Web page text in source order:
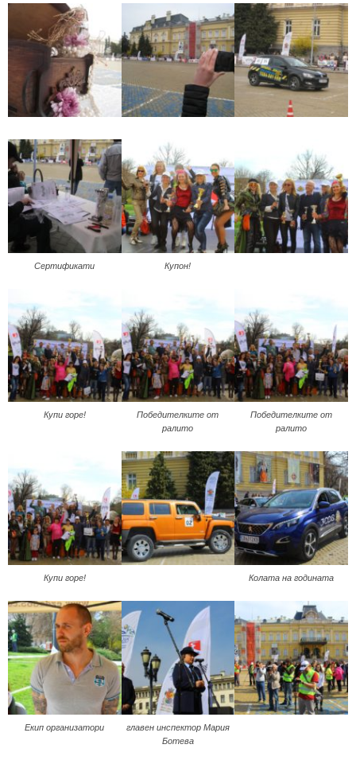
Сертификати Купон!
Купи горе!
Победителките от
ралито
Победителките от
ралито
Купи горе! Колата на годината
Екип организатори
главен инспектор Мария
Ботева